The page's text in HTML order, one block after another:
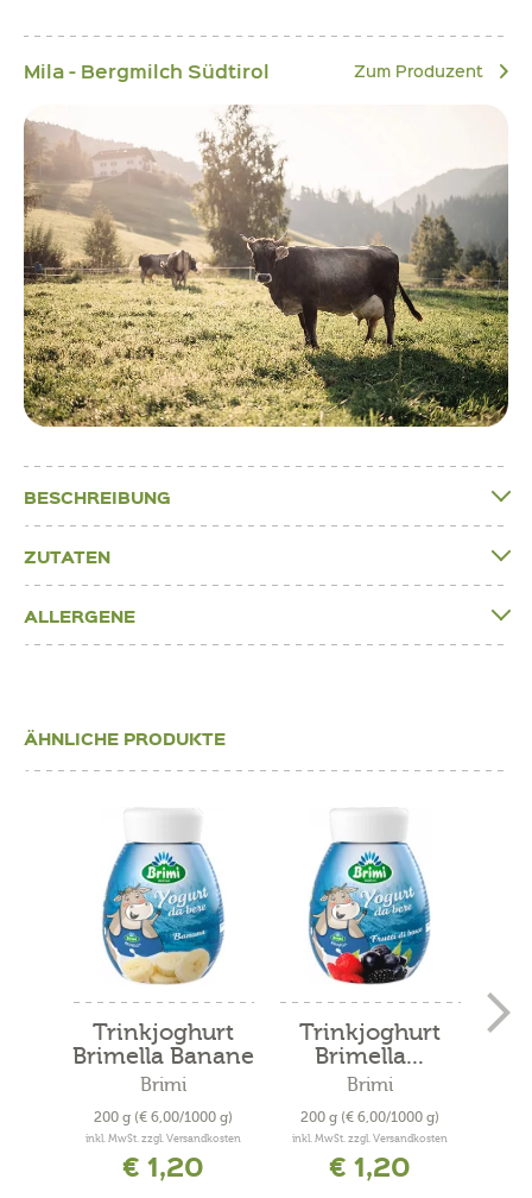
Mila - Bergmilch Südtirol Zum Produzent
BESCHREIBUNG
ZUTATEN
ALLERGENE
ÄHNLICHE PRODUKTE
Trinkjoghurt
Brimella Banane
Brimi
200 g (€ 6,00/1000 g)
inkl. MwSt. zzgl. Versandkosten
€ 1,20
Trinkjoghurt
Brimella...
Brimi
200 g (€ 6,00/1000 g)
inkl. MwSt. zzgl. Versandkosten
€ 1,20